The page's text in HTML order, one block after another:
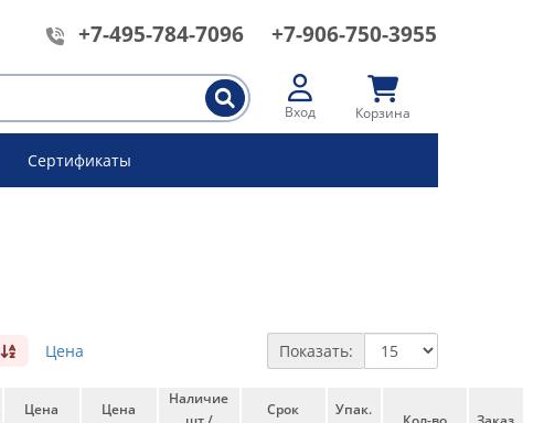
+7-495-784-7096 +7-906-750-3955
Вход Корзина
Сертификаты
Цена Показать:
Цена
Цена
Наличие
Срок
Упак.